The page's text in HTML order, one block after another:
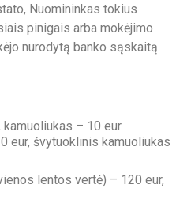
Nuomininkas tokius
pinigais arba mokėjimo
nurodytą banko sąskaitą.
– 10 eur
eur, švytuoklinis kamuoliukas
lentos vertė) – 120 eur,